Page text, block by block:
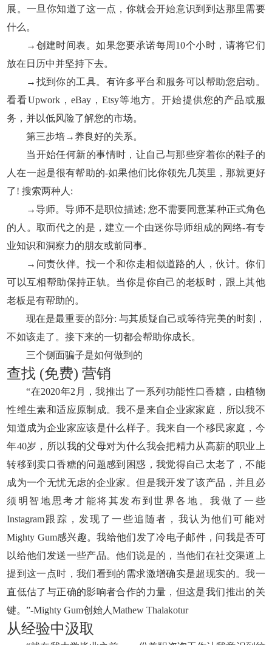
展。一旦你知道了这一点，你就会开始意识到到达那里需要
什么。
→创建时间表。如果您要承诺每周10个小时，请将它们
放在日历中并坚持下去。
→找到你的工具。有许多平台和服务可以帮助您启动。
看看Upwork，eBay，Etsy等地方。开始提供您的产品或服
务，并以低风险了解您的市场。
第三步培→养良好的关系。
当开始任何新的事情时，让自己与那些穿着你的鞋子的
人在一起是很有帮助的-如果他们比你领先几英里，那就更好
了! 搜索两种人:
→导师。导师不是职位描述; 您不需要同意某种正式角色
的人。取而代之的是，建立一个由迷你导师组成的网络-有专
业知识和洞察力的朋友或前同事。
→问责伙伴。找一个和你走相似道路的人，伙计。你们
可以互相帮助保持正轨。当你是你自己的老板时，跟上其他
老板是有帮助的。
现在是最重要的部分: 与其质疑自己或等待完美的时刻，
不如该走了。接下来的一切都会帮助你成长。
三个侧面骗子是如何做到的
查找 (免费) 营销
“在2020年2月，我推出了一系列功能性口香糖，由植物
性维生素和适应原制成。我不是来自企业家家庭，所以我不
知道成为企业家应该是什么样子。我来自一个移民家庭，今
年40岁，所以我的父母对为什么我会把精力从高薪的职业上
转移到卖口香糖的问题感到困惑，我觉得自己太老了，不能
成为一个无忧无虑的企业家。但是我开发了该产品，并且必
须明智地思考才能将其发布到世界各地。我做了一些
Instagram跟踪，发现了一些追随者，我认为他们可能对
Mighty Gum感兴趣。我给他们发了冷电子邮件，问我是否可
以给他们发送一些产品。他们说是的，当他们在社交渠道上
提到这一点时，我们看到的需求激增确实是超现实的。我一
直低估了与正确的影响者合作的力量，但这是我们推出的关
键。”-Mighty Gum创始人Mathew Thalakotur
从经验中汲取